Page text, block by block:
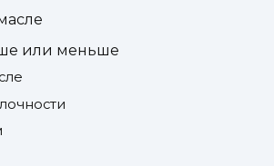
или меньше